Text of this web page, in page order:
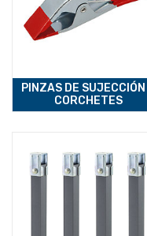
PINZAS DE
CORCHETES